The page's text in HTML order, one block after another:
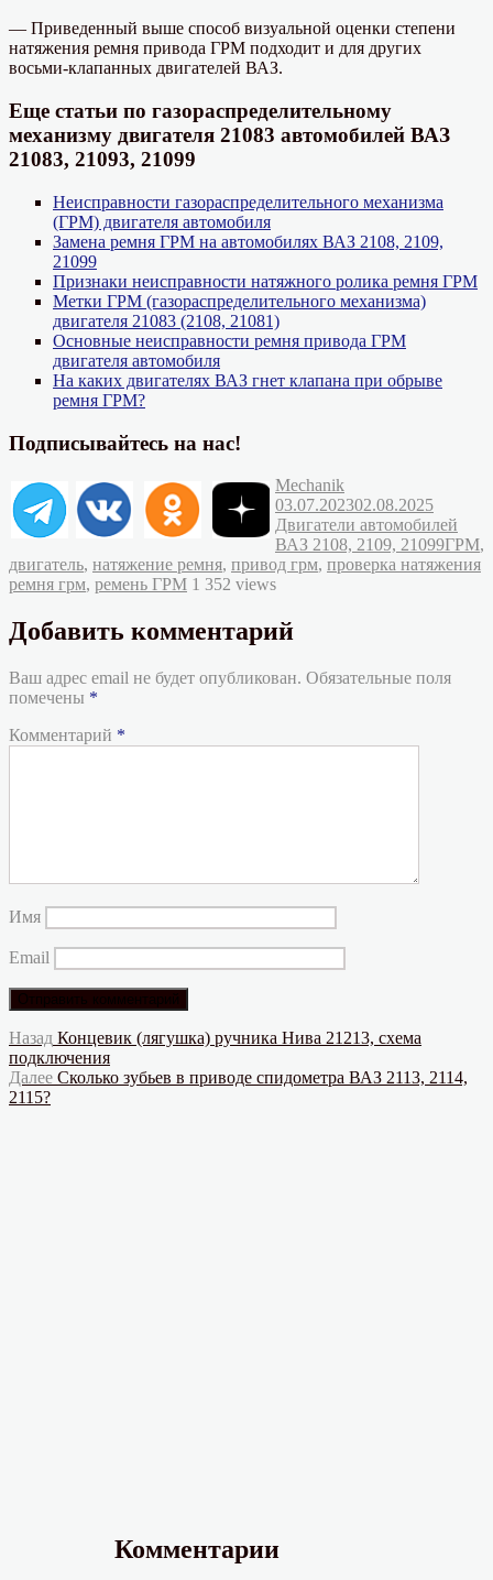
— Приведенный выше способ визуальной оценки степени
натяжения ремня привода ГРМ подходит и для других
восьми-клапанных двигателей ВАЗ.
Еще статьи по газораспределительному
механизму двигателя 21083 автомобилей ВАЗ
21083, 21093, 21099
Неисправности газораспределительного механизма
(ГРМ) двигателя автомобиля
Замена ремня ГРМ на автомобилях ВАЗ 2108, 2109,
21099
Признаки неисправности натяжного ролика ремня ГРМ
Метки ГРМ (газораспределительного механизма)
двигателя 21083 (2108, 21081)
Основные неисправности ремня привода ГРМ
двигателя автомобиля
На каких двигателях ВАЗ гнет клапана при обрыве
ремня ГРМ?
Подписывайтесь на нас!
Автор
MechanikОпубликовано
03.07.202302.08.2025
Двигатели автомобилей
ВАЗ 2108, 2109, 21099Метки
ГРМ,
двигатель, натяжение ремня, привод грм, проверка натяжения
ремня грм, ремень ГРМ 1 352 views
Добавить комментарий
Ваш адрес email не будет опубликован. Обязательные поля
помечены *
Комментарий *
Имя
Email
Навигация
по
записям
Назад Предыдущая
запись:
Концевик (лягушка) ручника Нива 21213, схема
подключения
Далее Следующая
Сколько зубьев в приводе спидометра ВАЗ 2113, 2114,
2115?
Комментарии